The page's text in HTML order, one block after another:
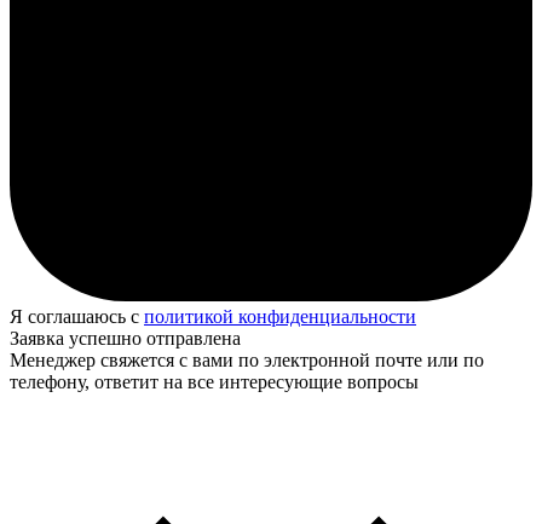
Я соглашаюсь с политикой конфиденциальности
Заявка успешно отправлена
Менеджер свяжется с вами по электронной почте или по
телефону, ответит на все интересующие вопросы